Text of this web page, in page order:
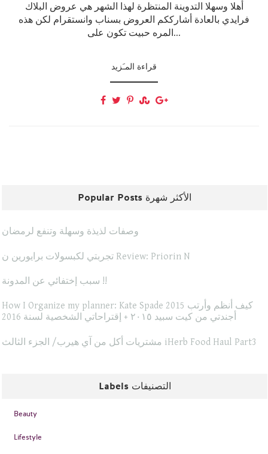
أهلا وسهلا التدوينة المنتظرة لهذا الشهر هي عروض البلاك
فرايدي بالعادة أشارككم العروض بسناب وانستقرام لكن هذه
المره حبيت تكون على...
قراءة المـَزيد
Popular Posts الأكثر شهرة
وصفات لذيذة وسهلة وتنفع لرمضان
تجربتي لكبسولات برايورين ن Review: Priorin N
سبب إختفائي عن المدونة !!
How I Organize my planner: Kate Spade 2015 كيف أنظم وأرتب
أجندتي من كيت سبيد ٢٠١٥ + إقتراحاتي الشخصية لسنة 2016
مشتريات أكل من آي هيرب/ الجزء الثالث iHerb Food Haul Part3
Labels التصنيفات
Beauty
Lifestyle